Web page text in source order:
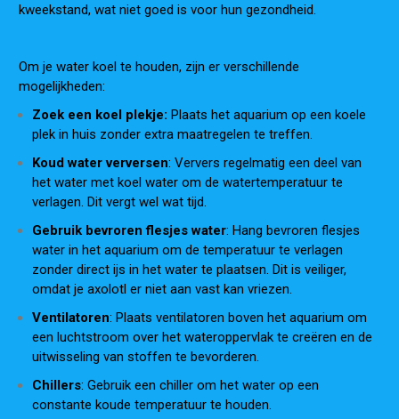
kweekstand, wat niet goed is voor hun gezondheid.
Om je water koel te houden, zijn er verschillende
mogelijkheden:
Zoek een koel plekje: Plaats het aquarium op een koele
plek in huis zonder extra maatregelen te treffen.
Koud water verversen: Ververs regelmatig een deel van
het water met koel water om de watertemperatuur te
verlagen. Dit vergt wel wat tijd.
Gebruik bevroren flesjes water: Hang bevroren flesjes
water in het aquarium om de temperatuur te verlagen
zonder direct ijs in het water te plaatsen. Dit is veiliger,
omdat je axolotl er niet aan vast kan vriezen.
Ventilatoren: Plaats ventilatoren boven het aquarium om
een luchtstroom over het wateroppervlak te creëren en de
uitwisseling van stoffen te bevorderen.
Chillers: Gebruik een chiller om het water op een
constante koude temperatuur te houden.